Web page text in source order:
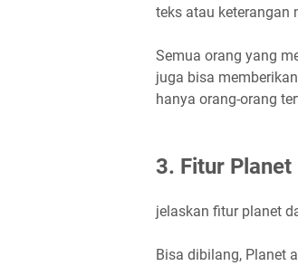
teks atau keterangan
Semua orang yang
juga bisa
hanya orang-orang
3. Fitur Planet
jelaskan fitur planet
Bisa dibilang, Planet